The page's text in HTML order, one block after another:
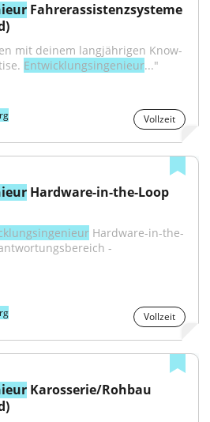
Fahrerassistenzsysteme
mit deinem langjährigen Know-
Entwicklungsingenieur..."
Vollzeit
Hardware-in-the-Loop
Hardware-in-the-
-
Vollzeit
Karosserie/Rohbau